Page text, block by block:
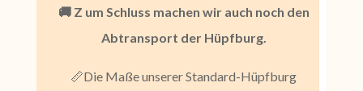
🚚 Z um Schluss machen wir auch noch den
Abtransport der Hüpfburg.
📏Die Maße unserer Standard-Hüpfburg